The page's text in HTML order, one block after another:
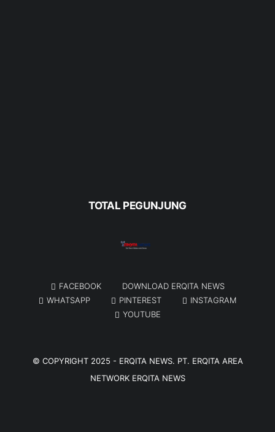
TOTAL PEGUNJUNG
FACEBOOK
DOWNLOAD ERQITA NEWS
WHATSAPP
PINTEREST
INSTAGRAM
YOUTUBE
© COPYRIGHT 2025 - ERQITA NEWS. PT. ERQITA AREA
NETWORK ERQITA NEWS